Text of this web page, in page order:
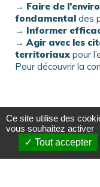
→ Faire de
fondamental des
→ Informer
→ Agir avec les
territoriaux pour
Pour découvrir la
Ressources
Contribution
Ce site utilise des
vous souhaitez activer
Tout accepter